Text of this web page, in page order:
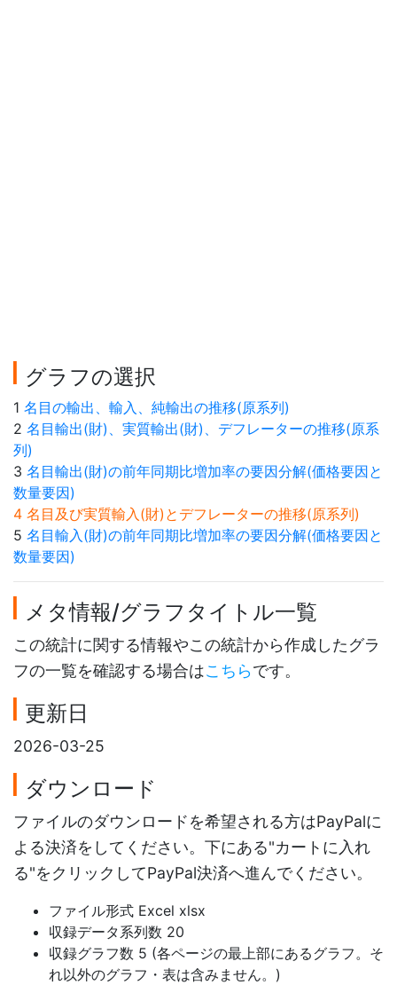
グラフの選択
1 名目の輸出、輸入、純輸出の推移(原系列)
2 名目輸出(財)、実質輸出(財)、デフレーターの推移(原系
列)
3 名目輸出(財)の前年同期比増加率の要因分解(価格要因と
数量要因)
4 名目及び実質輸入(財)とデフレーターの推移(原系列)
5 名目輸入(財)の前年同期比増加率の要因分解(価格要因と
数量要因)
メタ情報/グラフタイトル一覧
この統計に関する情報やこの統計から作成したグラ
フの一覧を確認する場合はこちらです。
更新日
2026-03-25
ダウンロード
ファイルのダウンロードを希望される方はPayPalに
よる決済をしてください。下にある"カートに入れ
る"をクリックしてPayPal決済へ進んでください。
ファイル形式 Excel xlsx
収録データ系列数 20
収録グラフ数 5 (各ページの最上部にあるグラフ。そ
れ以外のグラフ・表は含みません。)